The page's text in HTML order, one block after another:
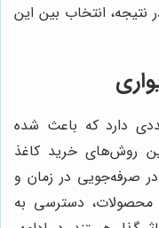
نتیجه، انتخاب بین این
دارد که باعث شده
روش‌های خرید کاغذ
در صرفه‌جویی در زمان و
محصولات، دسترسی به